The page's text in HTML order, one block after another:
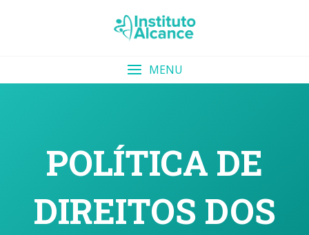
MENU
POLÍTICA DE
DIREITOS DOS